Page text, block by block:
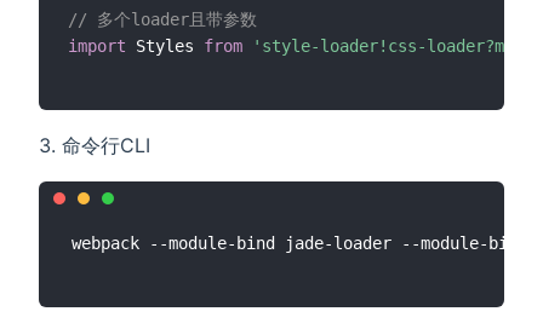
// 多个loader且带参数
import Styles from 'style-loader!css-
命令行CLI